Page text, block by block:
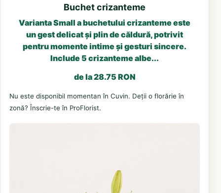
Buchet crizanteme
Varianta Small a buchetului crizanteme este
un gest delicat și plin de căldură, potrivit
pentru momente intime și gesturi sincere.
Include 5 crizanteme albe...
de la 28.75 RON
Nu este disponibil momentan în Cuvin. Deții o florărie în
zonă? Înscrie-te în ProFlorist.